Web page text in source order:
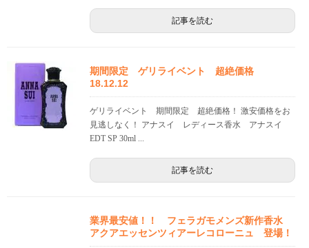
記事を読む
期間限定 ゲリライベント 超絶価格
18.12.12
ゲリライベント 期間限定 超絶価格！ 激安価格をお
見逃しなく！ アナスイ レディース香水 アナスイ
EDT SP 30ml ...
記事を読む
業界最安値！！ フェラガモメンズ新作香水
アクアエッセンツィアーレコローニュ 登場！